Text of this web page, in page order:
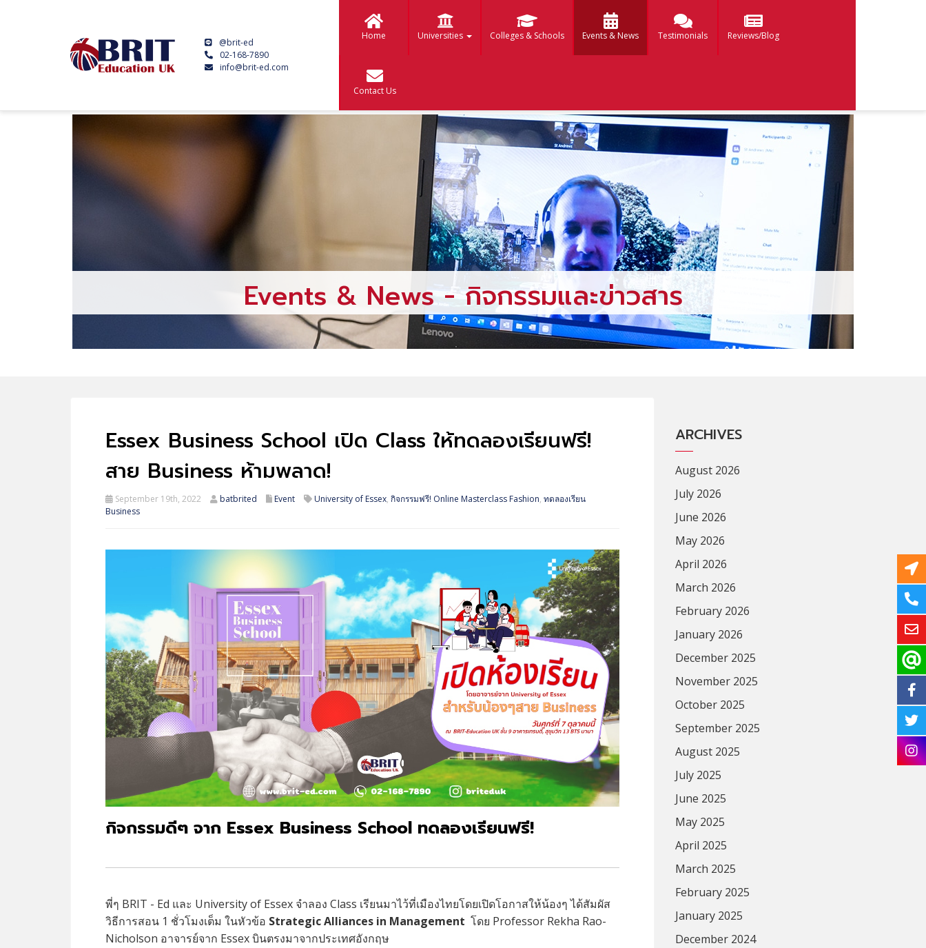
@brit-ed
02-168-7890
info@brit-ed.com
Home Universities Colleges & Schools Events & News Testimonials Reviews/Blog
Contact Us
Events & News - กิจกรรมและข่าวสาร
Essex Business School เปิด Class ให้ทดลองเรียนฟรี!
สาย Business ห้ามพลาด!
September 19th, 2022 batbrited Event University of Essex, กิจกรรมฟรี! Online Masterclass Fashion, ทดลองเรียน
Business
กิจกรรมดีๆ จาก Essex Business School ทดลองเรียนฟรี!
พี่ๆ BRIT - Ed และ University of Essex จำลอง Class เรียนมาไว้ที่เมืองไทยโดยเปิดโอกาสให้น้องๆ ได้สัมผัส
วิธีการสอน 1 ชั่วโมงเต็ม ในหัวข้อ Strategic Alliances in Management โดย Professor Rekha Rao-
Nicholson อาจารย์จาก Essex บินตรงมาจากประเทศอังกฤษ
ARCHIVES
August 2026
July 2026
June 2026
May 2026
April 2026
March 2026
February 2026
January 2026
December 2025
November 2025
October 2025
September 2025
August 2025
July 2025
June 2025
May 2025
April 2025
March 2025
February 2025
January 2025
December 2024